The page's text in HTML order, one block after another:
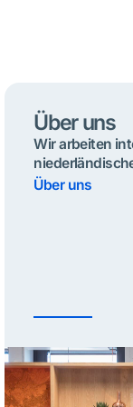
Über uns
Wir arbeiten
intelligentesten
Über uns